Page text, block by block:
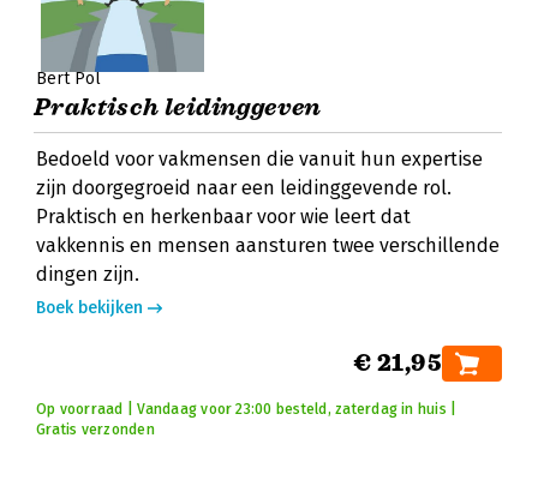
Bert Pol
Praktisch leidinggeven
Bedoeld voor vakmensen die vanuit hun expertise
zijn doorgegroeid naar een leidinggevende rol.
Praktisch en herkenbaar voor wie leert dat
vakkennis en mensen aansturen twee verschillende
dingen zijn.
Boek bekijken
€ 21,95
Op voorraad | Vandaag voor 23:00 besteld, zaterdag in huis |
Gratis verzonden